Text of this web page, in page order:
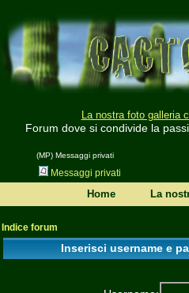
La nostra foto galleria
Forum dove si condivide la
(MP) Messaggi privati
Messaggi privati
Home La
Indice forum
Inserisci username e